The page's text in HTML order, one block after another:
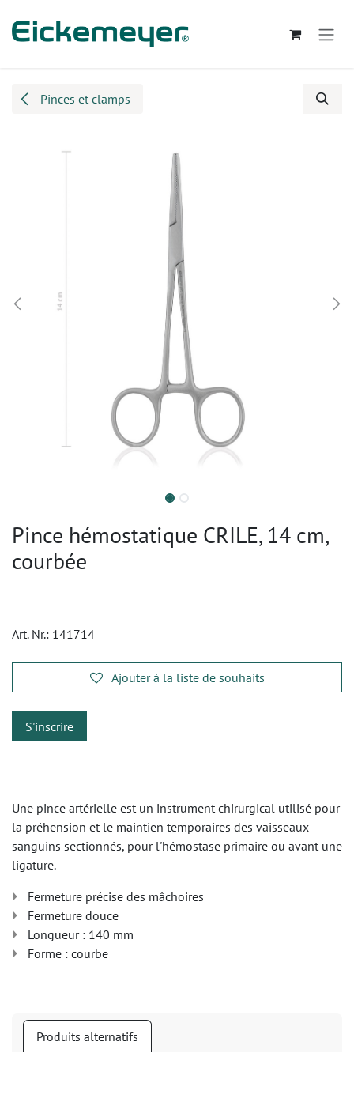
Pinces et clamps
Pince hémostatique CRILE, 14 cm,
courbée
Art. Nr.: 141714
Ajouter à la liste de souhaits
S'inscrire
Une pince artérielle est un instrument chirurgical utilisé pour
la préhension et le maintien temporaires des vaisseaux
sanguins sectionnés, pour l'hémostase primaire ou avant une
ligature.
Fermeture précise des mâchoires
Fermeture douce
Longueur : 140 mm
Forme : courbe
Produits alternatifs